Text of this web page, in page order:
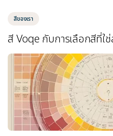
สีของเรา
สี Voqe กับการเลือกสีที่ใ